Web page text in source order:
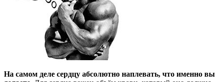
На самом деле сердцу абсолютно наплевать, что именно вы